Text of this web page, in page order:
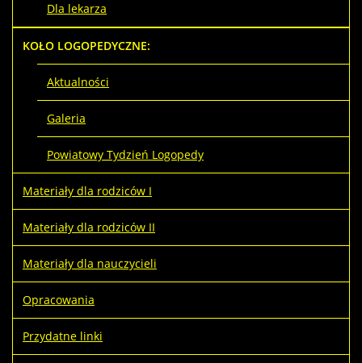
Dla lekarza
KOŁO LOGOPEDYCZNE:
Aktualności
Galeria
Powiatowy Tydzień Logopedy
Materiały dla rodziców I
Materiały dla rodziców II
Materiały dla nauczycieli
Opracowania
Przydatne linki